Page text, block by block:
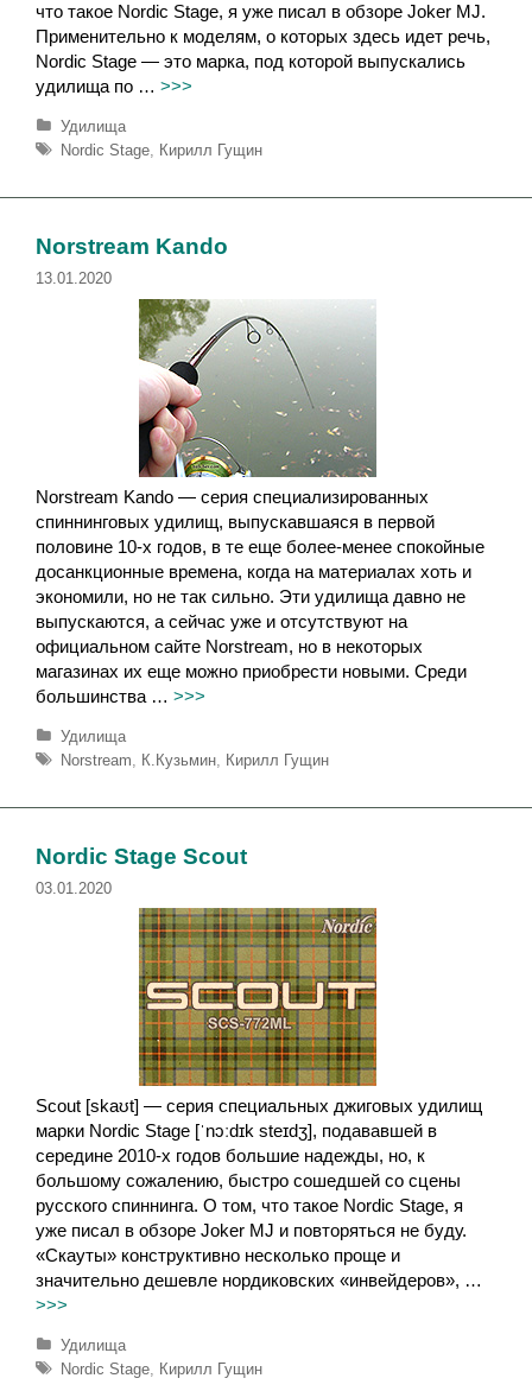
что такое Nordic Stage, я уже писал в обзоре Joker MJ.
Применительно к моделям, о которых здесь идет речь,
Nordic Stage — это марка, под которой выпускались
удилища по … >>>
Р
у
Удилища
М
т
и
Nordic Stage, Кирилл Гущин
Norstream Kando
13.01.2020
Norstream Kando — серия специализированных
спиннинговых удилищ, выпускавшаяся в первой
половине 10-х годов, в те еще более-менее спокойные
досанкционные времена, когда на материалах хоть и
экономили, но не так сильно. Эти удилища давно не
выпускаются, а сейчас уже и отсутствуют на
официальном сайте Norstream, но в некоторых
магазинах их еще можно приобрести новыми. Среди
большинства … >>>
Р
у
и
Удилища
М
т
и
Norstream К.Кузьмин, Кирилл Гущин
Nordic Stage Scout
03.01.2020
Scout [skaʊt] — серия специальных джиговых удилищ
марки Nordic Stage [ˈnɔːdɪk steɪdʒ], подававшей в
середине 2010-х годов большие надежды, но, к
большому сожалению, быстро сошедшей со сцены
русского спиннинга. О том, что такое Nordic Stage, я
уже писал в обзоре Joker MJ и повторяться не буду.
«Скауты» конструктивно несколько проще и
значительно дешевле нордиковских «инвейдеров», …
>>>
Р
у
Удилища
М
Nordic Stage, Кирилл Гущин